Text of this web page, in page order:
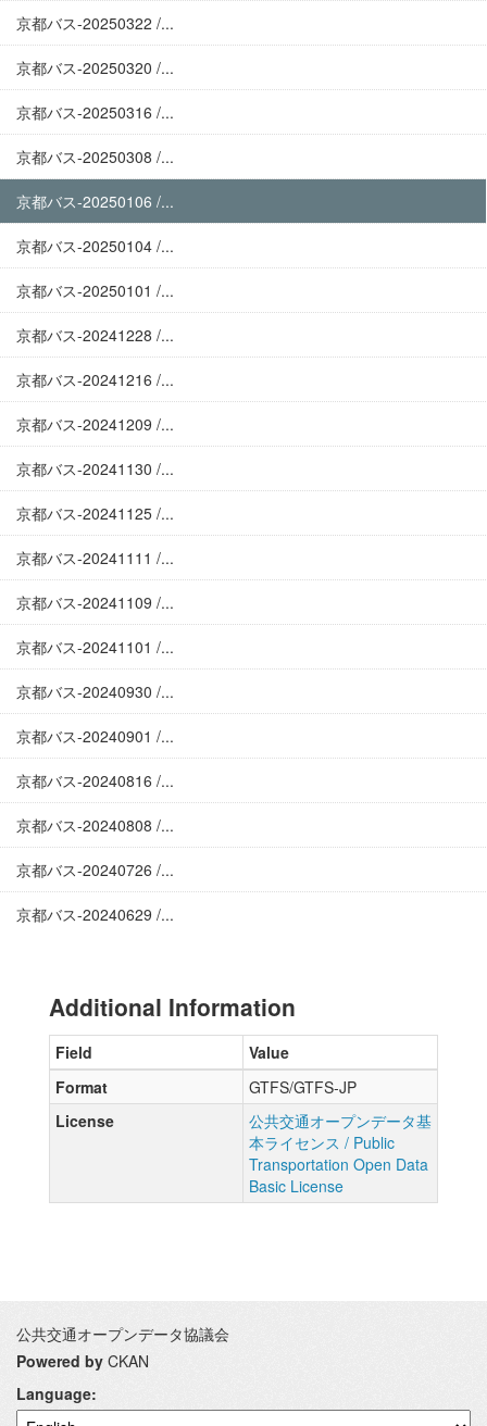
京都バス-20250322 /...
京都バス-20250320 /...
京都バス-20250316 /...
京都バス-20250308 /...
京都バス-20250106 /...
京都バス-20250104 /...
京都バス-20250101 /...
京都バス-20241228 /...
京都バス-20241216 /...
京都バス-20241209 /...
京都バス-20241130 /...
京都バス-20241125 /...
京都バス-20241111 /...
京都バス-20241109 /...
京都バス-20241101 /...
京都バス-20240930 /...
京都バス-20240901 /...
京都バス-20240816 /...
京都バス-20240808 /...
京都バス-20240726 /...
京都バス-20240629 /...
Additional Information
Field
Value
Format
GTFS/GTFS-JP
License
公共交通オープンデータ基
本ライセンス / Public
Transportation Open Data
Basic License
公共交通オープンデータ協議会
Powered by CKAN
Language